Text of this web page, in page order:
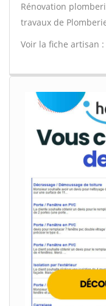
Rénovation
travaux de
Voir la fiche artisan :